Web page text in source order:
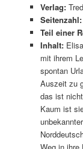
Verlag:
Seitenzahl:
Teil einer
Inhalt:
mit ihrem
spontan
Auszeit zu
das ist
Kaum ist